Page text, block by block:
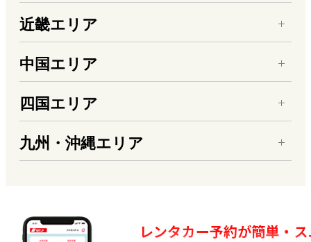
近畿エリア
中国エリア
四国エリア
九州・沖縄エリア